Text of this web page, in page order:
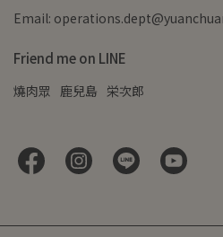
Email:
Friend me on LINE
燒肉眾 鹿兒島 栄次郎